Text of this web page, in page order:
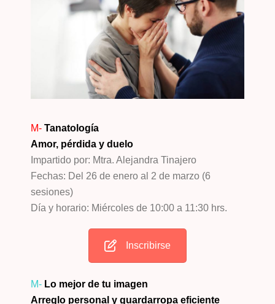
M- Tanatología
Amor, pérdida y duelo
Impartido por: Mtra. Alejandra Tinajero
Fechas: Del 26 de enero al 2 de marzo (6
sesiones)
Día y horario: Miércoles de 10:00 a 11:30 hrs.
Inscribirse
M- Lo mejor de tu imagen
Arreglo personal y guardarropa eficiente